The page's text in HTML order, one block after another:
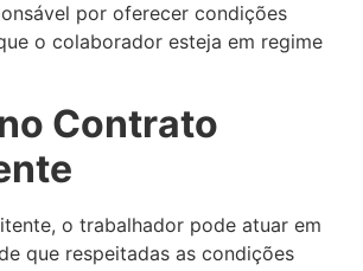
por oferecer condições
o colaborador esteja em regime
Contrato
o trabalhador pode atuar em
que respeitadas as condições